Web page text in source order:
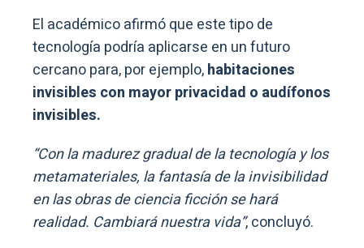
El académico afirmó que este tipo de
tecnología podría aplicarse en un futuro
cercano para, por ejemplo,habitaciones
invisibles con mayor privacidad o audífonos
invisibles.
“Con la madurez gradual de la tecnología y los
metamateriales, la fantasía de la invisibilidad
en las obras de ciencia ficción se hará
realidad. Cambiará nuestra vida”, concluyó.